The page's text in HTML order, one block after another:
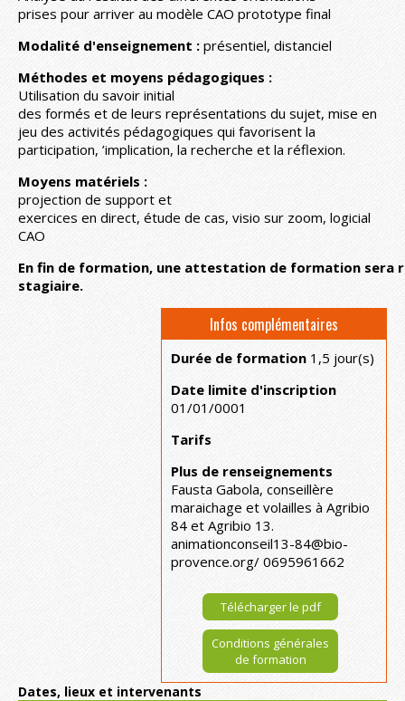
prises pour arriver au modèle CAO prototype final
Modalité d'enseignement : présentiel, distanciel
Méthodes et moyens pédagogiques :
Utilisation du savoir initial
des formés et de leurs représentations du sujet, mise en
jeu des activités pédagogiques qui favorisent la
participation, ’implication, la recherche et la réflexion.
Moyens matériels :
projection de support et
exercices en direct, étude de cas, visio sur zoom, logicial
CAO
En fin de formation, une attestation de formation sera
stagiaire.
Infos complémentaires
Durée de formation 1,5 jour(s)
Date limite d'inscription
01/01/0001
Tarifs
Plus de renseignements
Fausta Gabola, conseillère
maraichage et volailles à Agribio
84 et Agribio 13.
animationconseil13-84@bio-
provence.org/ 0695961662
Télécharger le pdf
Conditions générales
de formation
Dates, lieux et intervenants